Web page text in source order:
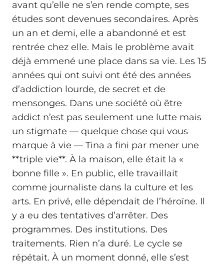
avant qu’elle ne s’en rende compte, ses
études sont devenues secondaires. Après
un an et demi, elle a abandonné et est
rentrée chez elle. Mais le problème avait
déjà emmené une place dans sa vie. Les 15
années qui ont suivi ont été des années
d’addiction lourde, de secret et de
mensonges. Dans une société où être
addict n’est pas seulement une lutte mais
un stigmate — quelque chose qui vous
marque à vie — Tina a fini par mener une
**triple vie**. À la maison, elle était la «
bonne fille ». En public, elle travaillait
comme journaliste dans la culture et les
arts. En privé, elle dépendait de l’héroïne. Il
y a eu des tentatives d’arrêter. Des
programmes. Des institutions. Des
traitements. Rien n’a duré. Le cycle se
répétait. À un moment donné, elle s’est